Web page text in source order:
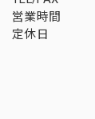
営業時間
定休日